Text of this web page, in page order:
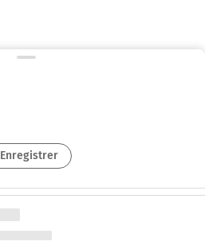
Enregistrer